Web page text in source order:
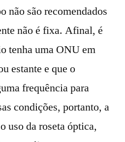
não são recomendados
não é fixa. Afinal, é
tenha uma ONU em
estante e que o
frequência para
condições, portanto, a
uso da roseta óptica,